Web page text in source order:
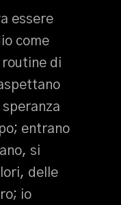
essere
come
di
entrano
si
delle
io